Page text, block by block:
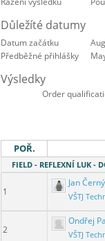
Důležíté datumy
Datum začátku
Předběžné přihlášky
Výsledky
Order
POŘ.
FIELD - REFLEXNÍ LUK -
1
Jan Černý
VŠTJ
2
Ondřej
VŠTJ